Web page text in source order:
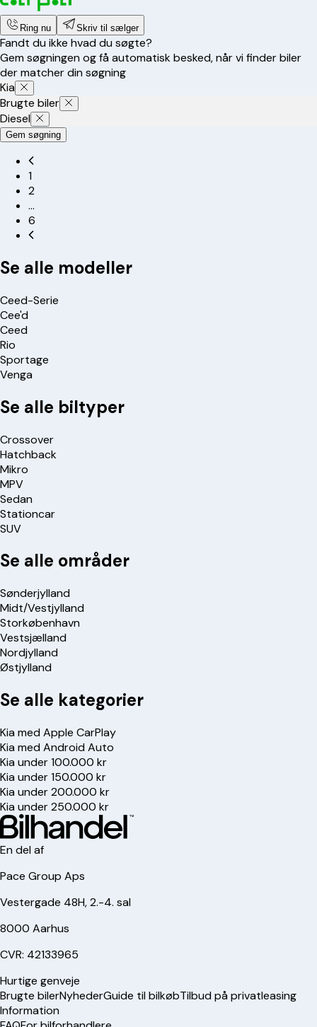
Ring nu Skriv til sælger
Fandt du ikke hvad du søgte?
Gem søgningen og få automatisk besked, når vi finder biler
der matcher din søgning
Kia
Brugte biler
Diesel
Gem søgning
1
2
…
6
Se alle modeller
Ceed-Serie
Cee'd
Ceed
Rio
Sportage
Venga
Se alle biltyper
Crossover
Hatchback
Mikro
MPV
Sedan
Stationcar
SUV
Se alle områder
Sønderjylland
Midt/Vestjylland
Storkøbenhavn
Vestsjælland
Nordjylland
Østjylland
Se alle kategorier
Kia med Apple CarPlay
Kia med Android Auto
Kia under 100.000 kr
Kia under 150.000 kr
Kia under 200.000 kr
Kia under 250.000 kr
En del af
Pace Group Aps
Vestergade 48H, 2.-4. sal
8000 Aarhus
CVR: 42133965
Hurtige genveje
Brugte bilerNyhederGuide til bilkøbTilbud på privatleasing
Information